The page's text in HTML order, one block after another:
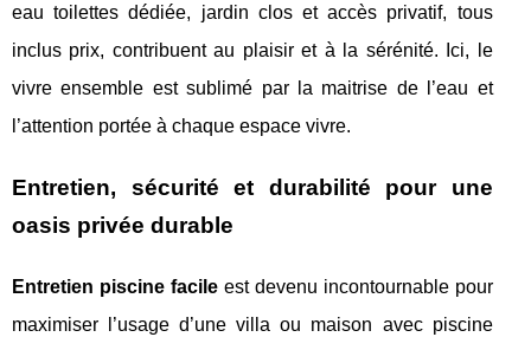
eau toilettes dédiée, jardin clos et accès privatif, tous
inclus prix, contribuent au plaisir et à la sérénité. Ici, le
vivre ensemble est sublimé par la maitrise de l’eau et
l’attention portée à chaque espace vivre.
Entretien, sécurité et durabilité pour une
oasis privée durable
Entretien piscine facileest devenu incontournable pour
maximiser l’usage d’une villa ou maison avec piscine